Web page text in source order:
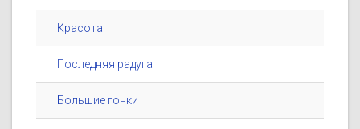
Красота
Последняя радуга
Большие гонки